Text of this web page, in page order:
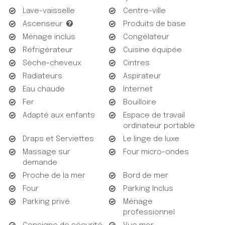
aménagé dans le couloir, isolé phoniquement, et incluant
machine à laver et sèche-linge, ainsi que les WC
supplémentaires et indépendants pour vos invités.
LES ALENTOURS
Idéalement situé juste à côté du Martinez, cet
appartement vous permettra de profiter de toutes les
commodités à pied (boulangerie, tabac, petite épicerie…),
tout en vous préservant de l’effervescence de la foule et
du centre-ville.
A partir de chez vous, vous pourrez tout de même
accéder au centre ville et à tous ses restaurants, cafés
et boutiques en moins de dix minutes à pied.
Lave-vaisselle
Centre-ville
Ascenseur
Produits de base
Ménage inclus
Congélateur
Réfrigérateur
Cuisine équipée
Sèche-cheveux
Cintres
Radiateurs
Aspirateur
Eau chaude
Internet
Fer
Bouilloire
Adapté aux enfants
Espace de travail
ordinateur portable
Draps et Serviettes
Le linge de luxe
Massage sur
demande
Four micro-ondes
Proche de la mer
Bord de mer
Four
Parking Inclus
Parking privé
Ménage
professionnel